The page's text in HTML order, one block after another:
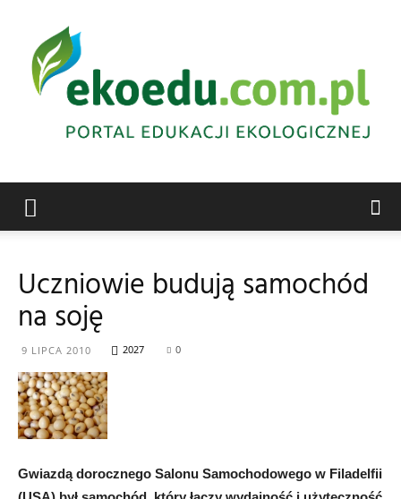
ekologiczna
Uczniowie budują samochód
na soję
9 LIPCA 2010 2027 0
Gwiazdą dorocznego Salonu Samochodowego w Filadelfii